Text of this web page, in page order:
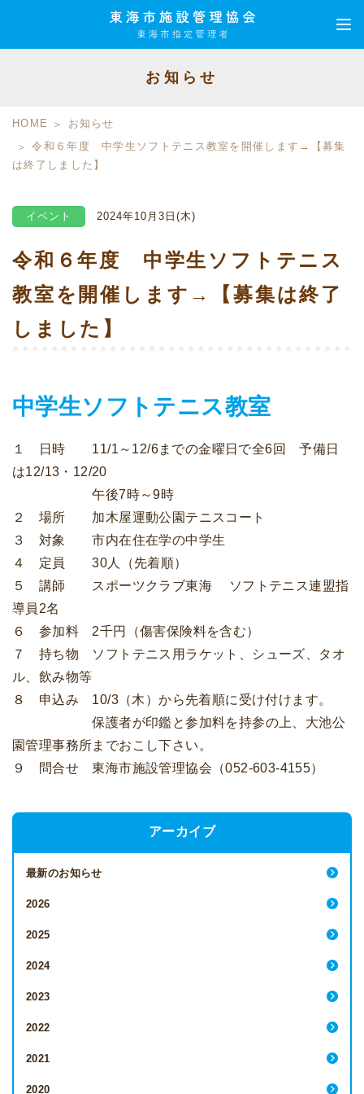
お知らせ
HOME
お知らせ
令和６年度 中学生ソフトテニス教室を開催します→【募集
は終了しました】
イベント 2024年10月3日(木)
令和６年度 中学生ソフトテニス
教室を開催します→【募集は終了
しました】
中学生ソフトテニス教室
１ 日時 11/1～12/6までの金曜日で全6回 予備日
は12/13・12/20
午後7時～9時
２ 場所 加木屋運動公園テニスコート
３ 対象 市内在住在学の中学生
４ 定員 30人（先着順）
５ 講師 スポーツクラブ東海 ソフトテニス連盟指
導員2名
６ 参加料 2千円（傷害保険料を含む）
７ 持ち物 ソフトテニス用ラケット、シューズ、タオ
ル、飲み物等
８ 申込み 10/3（木）から先着順に受け付けます。
保護者が印鑑と参加料を持参の上、大池公
園管理事務所までおこし下さい。
９ 問合せ 東海市施設管理協会（052-603-4155）
アーカイブ
最新のお知らせ
2026
2025
2024
2023
2022
2021
2020